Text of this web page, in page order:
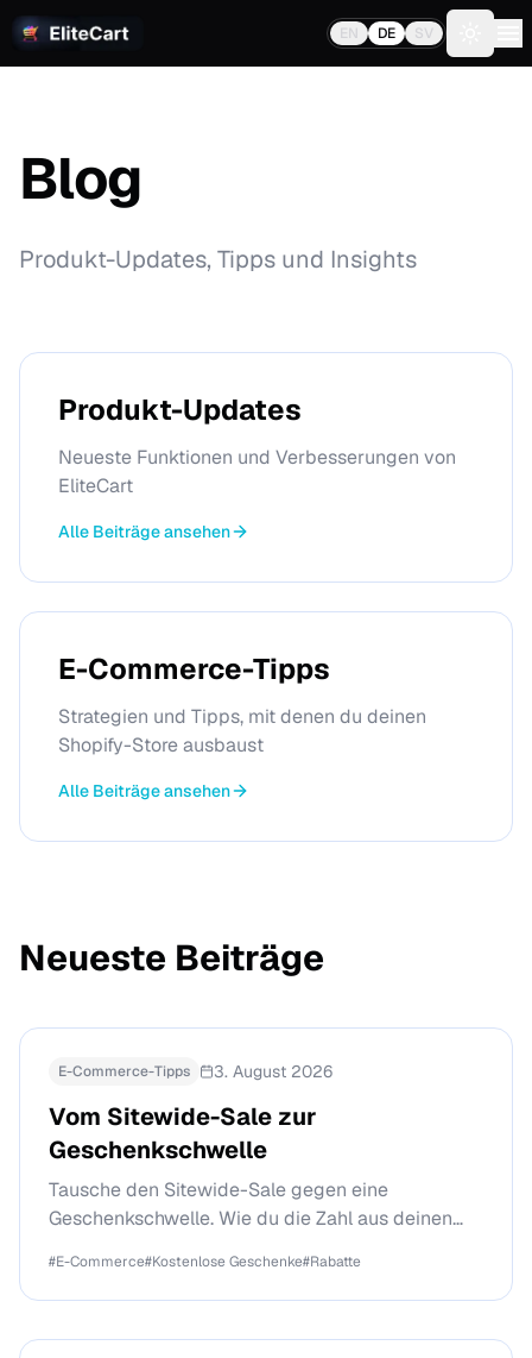
EN DE SV Toggle
Blog
Produkt-Updates, Tipps und Insights
Produkt-Updates
Neueste Funktionen und Verbesserungen von
EliteCart
Alle Beiträge ansehen
E-Commerce-Tipps
Strategien und Tipps, mit denen du deinen
Shopify-Store ausbaust
Alle Beiträge ansehen
Neueste Beiträge
E-Commerce-Tipps 3. August 2026
Vom Sitewide-Sale zur
Geschenkschwelle
Tausche den Sitewide-Sale gegen eine
Geschenkschwelle. Wie du die Zahl aus deinen
mehr eingebracht hat.
#E-Commerce#Kostenlose Geschenke#Rabatte